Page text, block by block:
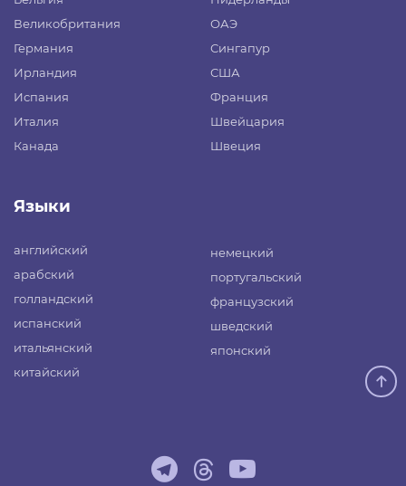
Великобритания
Германия
Ирландия
Испания
Италия
Канада
ОАЭ
Сингапур
США
Франция
Швейцария
Швеция
Языки
английский
арабский
голландский
испанский
итальянский
китайский
немецкий
португальский
французский
шведский
японский